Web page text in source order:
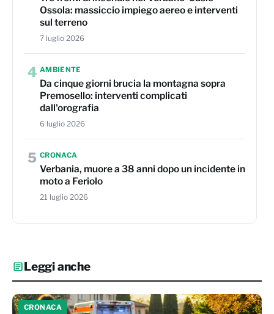
Ossola: massiccio impiego aereo e interventi
sul terreno
7 luglio 2026
4 AMBIENTE
Da cinque giorni brucia la montagna sopra
Premosello: interventi complicati
dall'orografia
6 luglio 2026
5 CRONACA
Verbania, muore a 38 anni dopo un incidente in
moto a Feriolo
21 luglio 2026
Leggi anche
CRONACA